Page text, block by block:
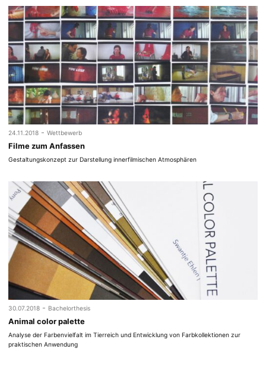
24.11.2018 - Wettbewerb
Filme zum Anfassen
Gestaltungskonzept zur Darstellung innerfilmischen Atmosphären
30.07.2018 - Bachelorthesis
Animal color palette
Analyse der Farbenvielfalt im Tierreich und Entwicklung von Farbkollektionen zur
praktischen Anwendung